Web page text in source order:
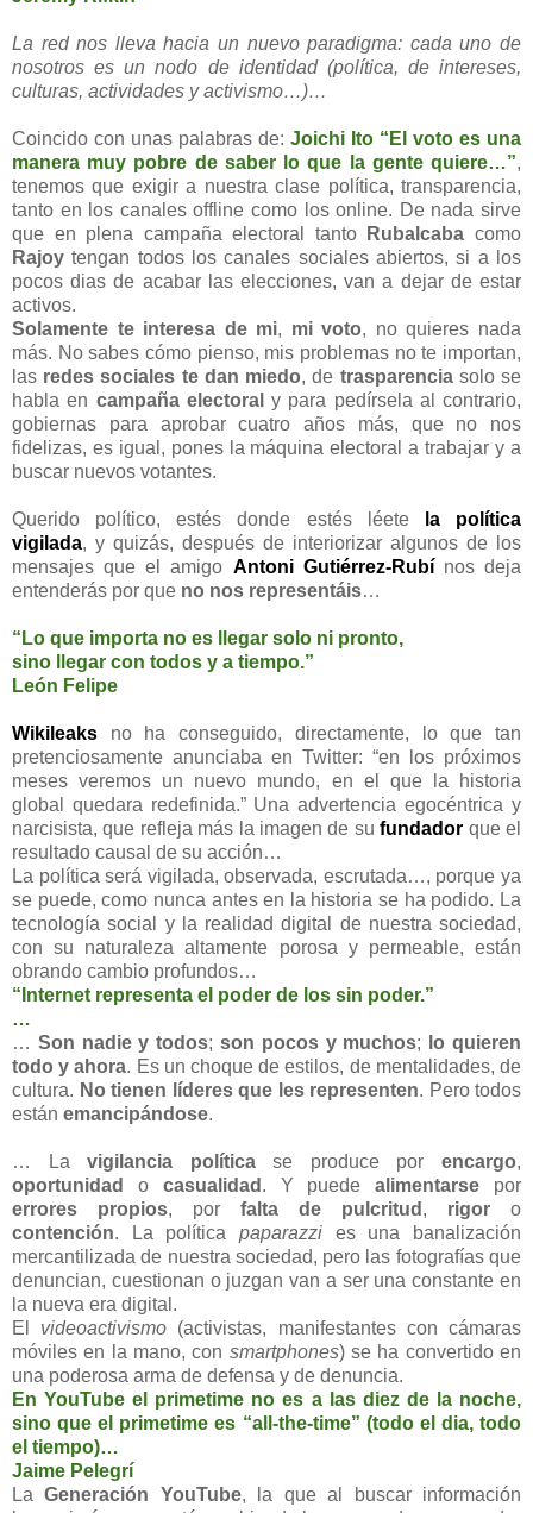
La red nos lleva hacia un nuevo paradigma: cada uno de
nosotros es un nodo de identidad (política, de intereses,
culturas, actividades y activismo…)…
Coincido con unas palabras de: Joichi Ito “El voto es una
manera muy pobre de saber lo que la gente quiere…”,
tenemos que exigir a nuestra clase política, transparencia,
tanto en los canales offline como los online. De nada sirve
que en plena campaña electoral tanto
Rubalcaba como
Rajoy tengan todos los canales sociales abiertos, si a los
pocos dias de acabar las elecciones, van a dejar de estar
activos.
Solamente te interesa de mi, mi voto, no quieres nada
más. No sabes cómo pienso, mis problemas no te importan,
las redes sociales te dan miedo, de trasparenciasolo se
habla en campaña electoral y para pedírsela al contrario,
gobiernas para aprobar cuatro años más, que no nos
fidelizas, es igual, pones la máquina electoral a trabajar y a
buscar nuevos votantes.
Querido político, estés donde estés léete
la política
vigilada, y quizás, después de interiorizar algunos de los
mensajes que el amigo Antoni Gutiérrez-Rubínos deja
entenderás por que no nos representáis…
“Lo que importa no es llegar solo ni pronto,
sino llegar con todos y a tiempo.”
León Felipe
Wikileaks no ha conseguido, directamente, lo que tan
pretenciosamente anunciaba en Twitter: “en los próximos
meses veremos un nuevo mundo, en el que la historia
global quedara redefinida.” Una advertencia egocéntrica y
narcisista, que refleja más la imagen de sufundador que el
resultado causal de su acción…
La política será vigilada, observada, escrutada…, porque ya
se puede, como nunca antes en la historia se ha podido. La
tecnología social y la realidad digital de nuestra sociedad,
con su naturaleza altamente porosa y permeable, están
obrando cambio profundos…
“Internet representa el poder de los sin poder.”
…
… Son nadie y todos;son pocos y muchos;
lo quieren
todo y ahora. Es un choque de estilos, de mentalidades, de
cultura. No tienen líderes que les representen. Pero todos
están emancipándose.
… Lavigilancia políticase produce porencargo,
oportunidad
o casualidad . Y puedealimentarse por
errores propios, por falta de pulcritud , rigor o
contención. La política paparazzi es una banalización
mercantilizada de nuestra sociedad, pero las fotografías que
denuncian, cuestionan o juzgan van a ser una constante en
la nueva era digital.
El videoactivismo (activistas, manifestantes con cámaras
móviles en la mano, con smartphones) se ha convertido en
una poderosa arma de defensa y de denuncia.
En YouTube el primetime no es a las diez de la noche,
sino que el primetime es “all-the-time” (todo el dia, todo
el tiempo)…
Jaime Pelegrí
LaGeneración YouTube, la que al buscar información